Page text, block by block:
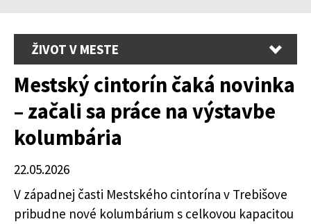
ŽIVOT V MESTE
Mestský cintorín čaká novinka
– začali sa práce na výstavbe
kolumbária
22.05.2026
V západnej časti Mestského cintorína v Trebišove
pribudne nové kolumbárium s celkovou kapacitou